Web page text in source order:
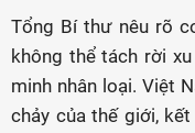
Tổng Bí thư nêu rõ
không thể tách rời
minh nhân loại. Việt
chảy của thế giới,